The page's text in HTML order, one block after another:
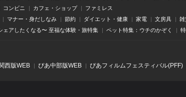
コンビニ カフェ・ショップ ファミレス
マナー・身だしなみ 節約 ダイエット・健康 家電 文房具 雑
ェアしたくなる〜 至福な体験・旅特集 ペット特集：ウチのかぞく
⻄版WEB ぴあ中部版WEB ぴあフィルムフェスティバル(PFF)